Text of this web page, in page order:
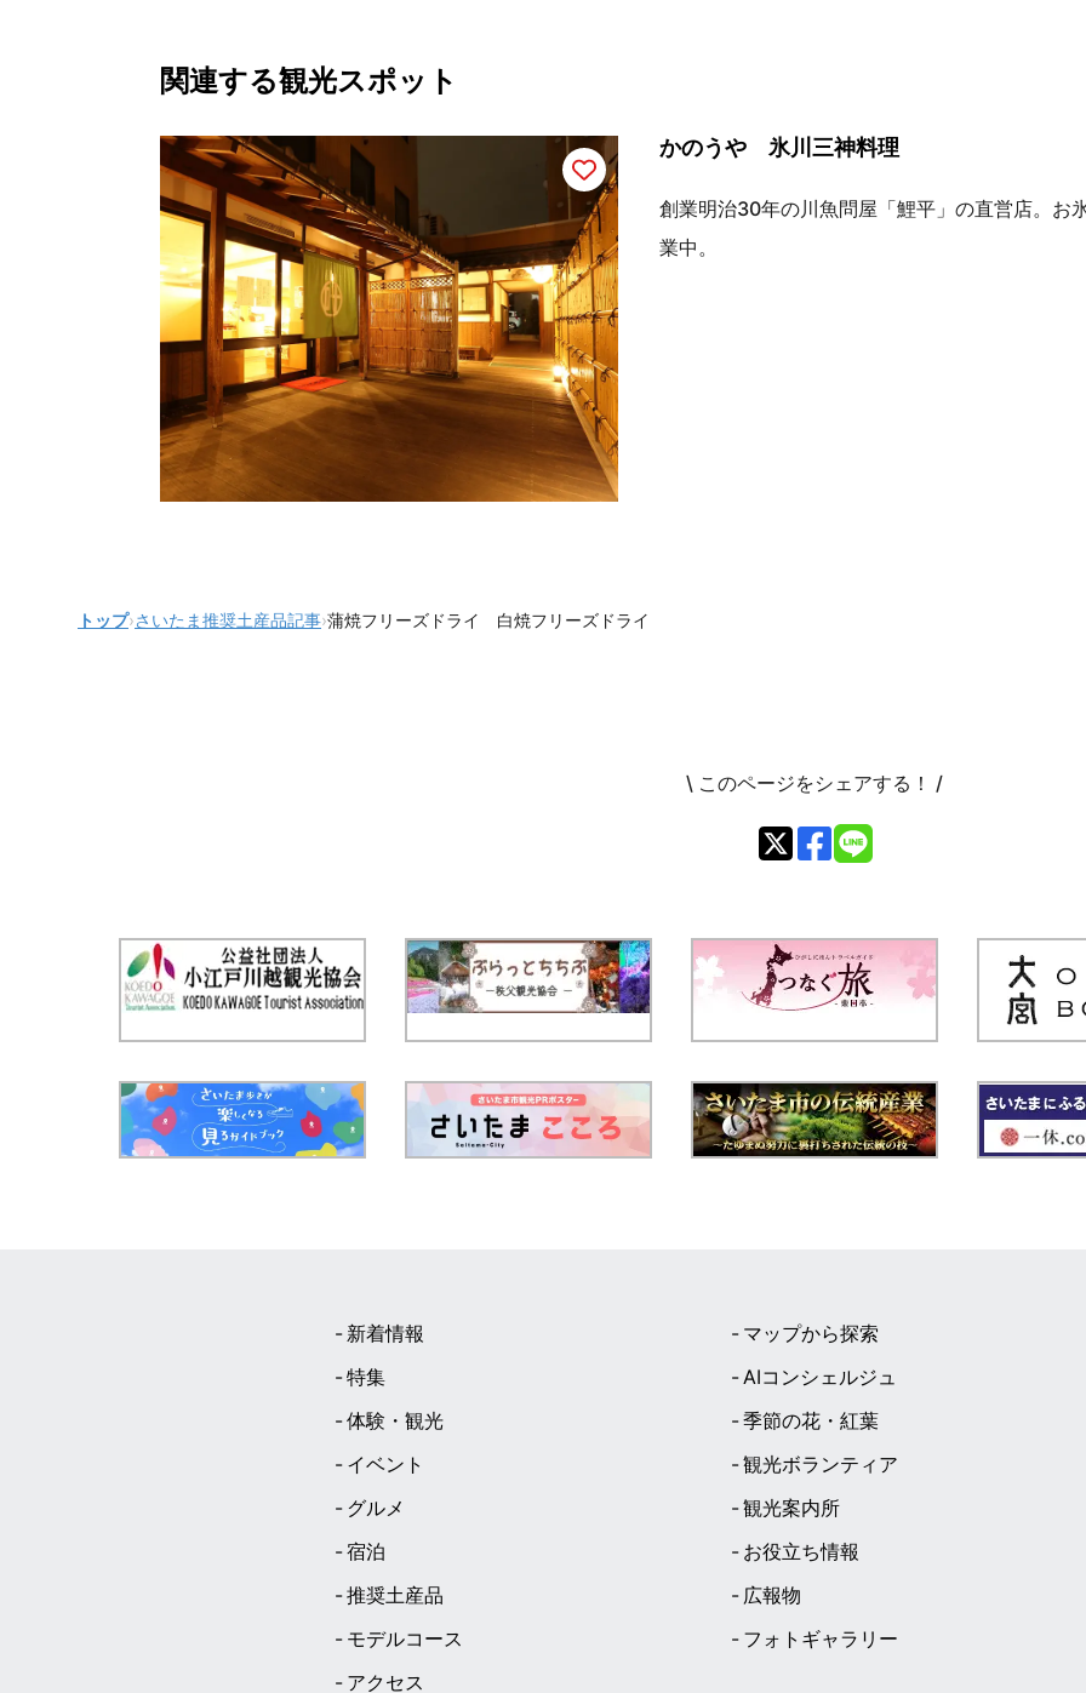
関連する観光スポット
かのうや 氷川三神料理
創業明治30年の川魚問屋「鯉平」の直営店。お
業中。
トップ›さいたま推奨土産品記事›蒲焼フリーズドライ 白焼フリーズドライ
\ このページをシェアする！ /
新着情報
特集
体験・観光
イベント
グルメ
宿泊
推奨土産品
モデルコース
アクセス
マップから探索
AIコンシェルジュ
季節の花・紅葉
観光ボランティア
観光案内所
お役立ち情報
広報物
フォトギャラリー